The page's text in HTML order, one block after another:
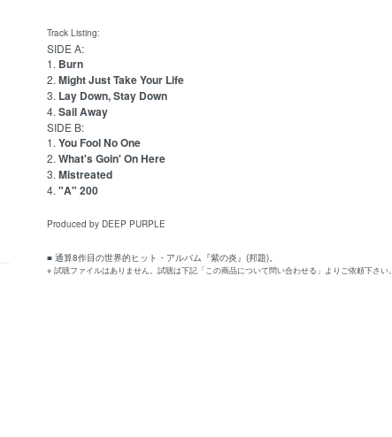
Track Listing:
SIDE A:
1. Burn
2. Might Just Take Your Life
3. Lay Down, Stay Down
4. Sail Away
SIDE B:
1. You Fool No One
2. What's Goin' On Here
3. Mistreated
4. "A" 200
Produced by DEEP PURPLE
■ 通算8作目の世界的ヒット・アルバム『紫の炎』(邦題)。
※ 試聴ファイルはありません。試聴は下記「この商品について問い合わせる」よりご依頼下さい。